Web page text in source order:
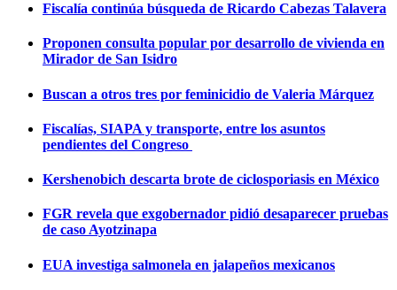
Fiscalía continúa búsqueda de Ricardo Cabezas Talavera
Proponen consulta popular por desarrollo de vivienda en
Mirador de San Isidro
Buscan a otros tres por feminicidio de Valeria Márquez
Fiscalías, SIAPA y transporte, entre los asuntos
pendientes del Congreso
Kershenobich descarta brote de ciclosporiasis en México
FGR revela que exgobernador pidió desaparecer pruebas
de caso Ayotzinapa
EUA investiga salmonela en jalapeños mexicanos